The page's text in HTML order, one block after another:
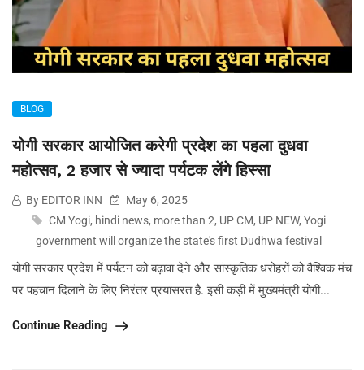
BLOG
योगी सरकार आयोजित करेगी प्रदेश का पहला दुधवा
महोत्सव, 2 हजार से ज्यादा पर्यटक लेंगे हिस्सा
By EDITOR INN
May 6, 2025
CM Yogi, hindi news, more than 2, UP CM, UP NEW, Yogi
government will organize the state's first Dudhwa festival
योगी सरकार प्रदेश में पर्यटन को बढ़ावा देने और सांस्कृतिक धरोहरों को वैश्विक मंच
पर पहचान दिलाने के लिए निरंतर प्रयासरत है. इसी कड़ी में मुख्यमंत्री योगी...
Continue Reading